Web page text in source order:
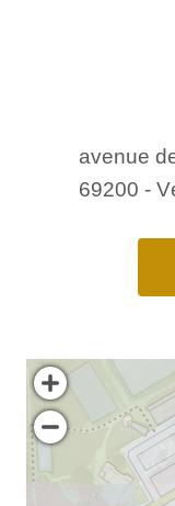
avenue
69200 -